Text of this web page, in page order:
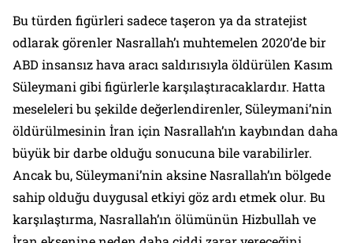
Bu türden figürleri sadece taşeron ya da stratejist
odlarak görenler Nasrallah’ı muhtemelen 2020’de bir
ABD insansız hava aracı saldırısıyla öldürülen Kasım
Süleymani gibi figürlerle karşılaştıracaklardır. Hatta
meseleleri bu şekilde değerlendirenler, Süleymani’nin
öldürülmesinin İran için Nasrallah’ın kaybından daha
büyük bir darbe olduğu sonucuna bile varabilirler.
Ancak bu, Süleymani’nin aksine Nasrallah’ın bölgede
sahip olduğu duygusal etkiyi göz ardı etmek olur. Bu
karşılaştırma, Nasrallah’ın ölümünün Hizbullah ve